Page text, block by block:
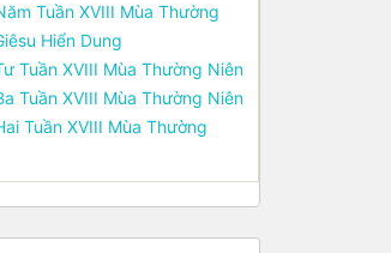
Tuần XVIII Mùa Thường
Hiển Dung
Tuần XVIII Mùa Thường Niên
Tuần XVIII Mùa Thường Niên
Tuần XVIII Mùa Thường